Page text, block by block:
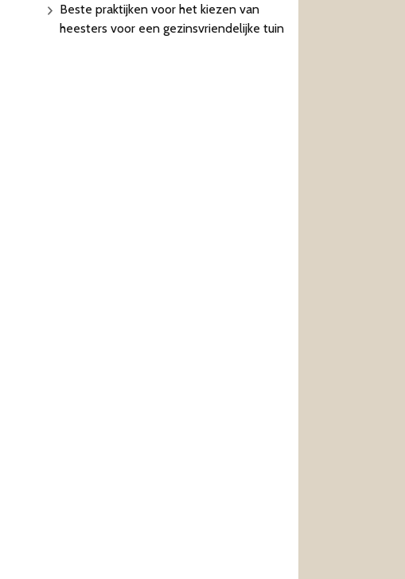
Beste praktijken voor het kiezen van
heesters voor een gezinsvriendelijke tuin